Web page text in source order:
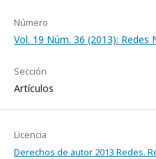
Número
Vol. 19 Núm. 36 (2013): Redes
Sección
Artículos
Licencia
Derechos de autor 2013 Redes.